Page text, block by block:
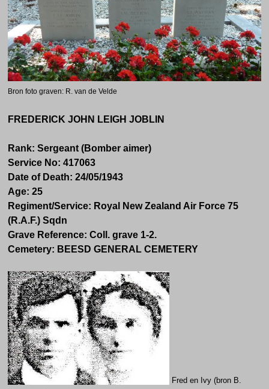
Bron foto graven: R. van de Velde
FREDERICK JOHN LEIGH JOBLIN
Rank: Sergeant (Bomber aimer)
Service No: 417063
Date of Death: 24/05/1943
Age: 25
Regiment/Service: Royal New Zealand Air Force 75
(R.A.F.) Sqdn
Grave Reference: Coll. grave 1-2.
Cemetery: BEESD GENERAL CEMETERY
Fred en Ivy (bron B.